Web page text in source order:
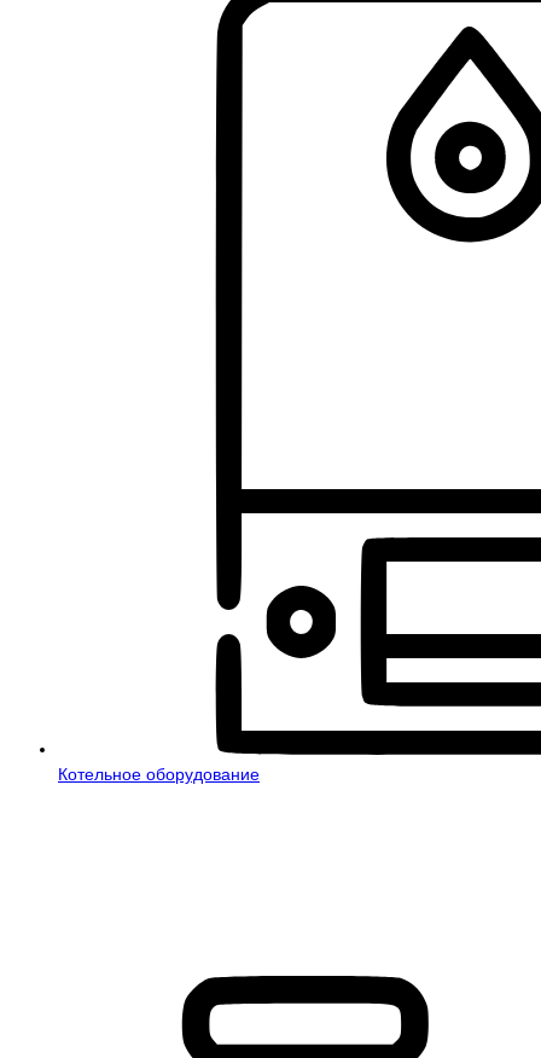
Котельное оборудование